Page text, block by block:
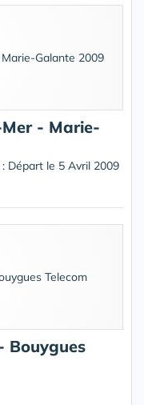
- Marie-
Départ le 5 Avril 2009
Bouygues